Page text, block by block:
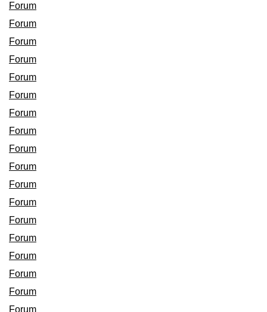
Forum
Forum
Forum
Forum
Forum
Forum
Forum
Forum
Forum
Forum
Forum
Forum
Forum
Forum
Forum
Forum
Forum
Forum